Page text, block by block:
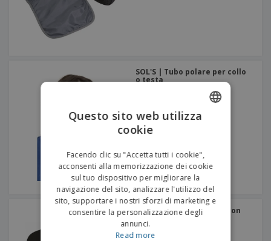
SOL'S | Tubo polare per collo
o testa
Result | Sciarpa in lana con
tasca
Questo sito web utilizza
cookie
Facendo clic su "Accetta tutti i cookie",
acconsenti alla memorizzazione dei cookie
sul tuo dispositivo per migliorare la
navigazione del sito, analizzare l'utilizzo del
sito, supportare i nostri sforzi di marketing e
consentire la personalizzazione degli
annunci.
Read more